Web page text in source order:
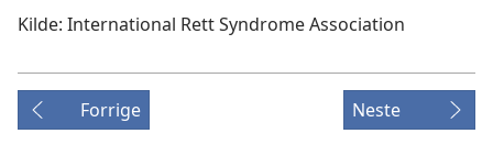
Kilde: International Rett Syndrome Association
Forrige Neste